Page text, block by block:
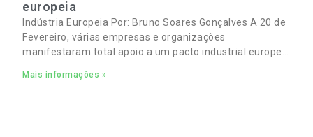
europeia
Indústria Europeia Por: Bruno Soares Gonçalves A 20 de
Fevereiro, várias empresas e organizações
manifestaram total apoio a um pacto industrial europeu
empregos
Mais informações »